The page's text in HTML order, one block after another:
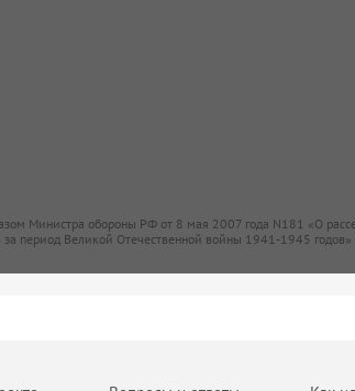
Министра обороны РФ от 8 мая 2007 года N181 «О
период Великой Отечественной войны 1941-1945